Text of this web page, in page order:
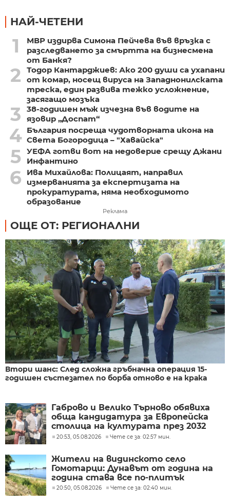
НАЙ-ЧЕТЕНИ
1
МВР издирва Симона Пейчева във връзка с
разследването за смъртта на бизнесмена
от Банкя?
2
Тодор Кантарджиев: Ако 200 души са ухапани
от комар, носещ вируса на Западнонилската
треска, един развива тежко усложнение,
засягащо мозъка
3
38-годишен мъж изчезна във водите на
язовир „Доспат“
4 България посреща чудотворната икона на
Света Богородица – "Хавайска"
5 УЕФА готви вот на недоверие срещу Джани
Инфантино
6
Ива Михайлова: Полицаят, направил
измерванията за експертизата на
прокуратурата, няма необходимото
образование
Реклама
ОЩЕ ОТ: РЕГИОНАЛНИ
Втори шанс: След сложна гръбначна операция 15-
годишен състезател по борба отново е на крака
Габрово и Велико Търново обявиха
обща кандидатура за Европейска
столица на културата през 2032
година
20:53, 05.08.2026 Чете се за: 02:57 мин.
Жители на видинското село
Гомотарци: Дунавът от година на
година става все по-плитък
20:50, 05.08.2026 Чете се за: 02:40 мин.